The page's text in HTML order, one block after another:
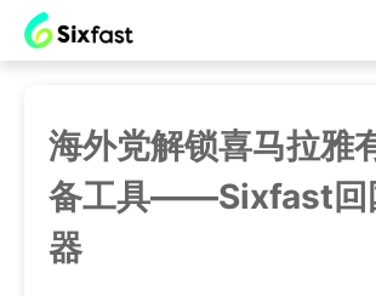
海外党解锁喜马拉雅
备工具——Sixfast回
器